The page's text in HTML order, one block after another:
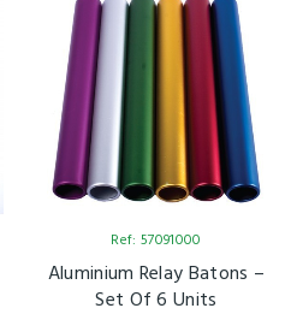
Ref: 57091000
Aluminium Relay Batons –
Set Of 6 Units